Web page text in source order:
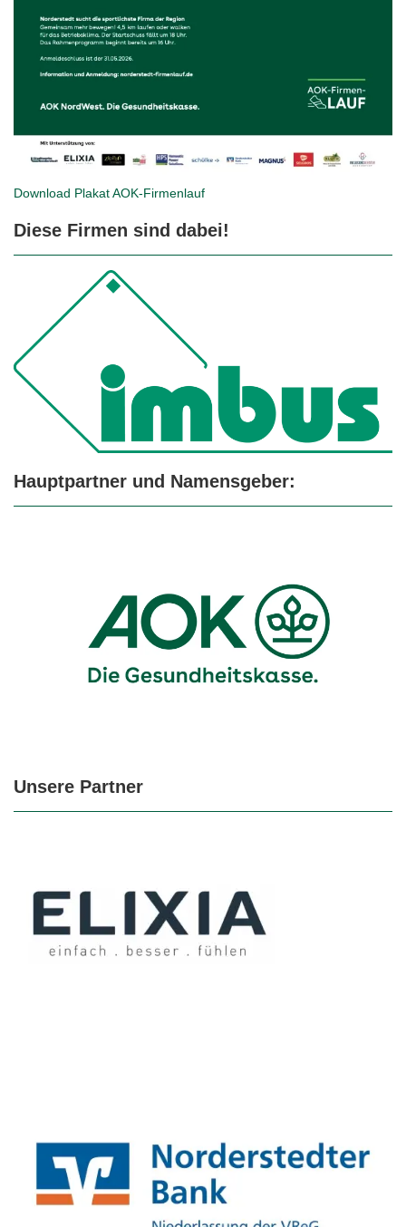
Download PlakatAOK-Firmenlauf
Diese Firmen sind dabei!
Hauptpartner und Namensgeber:
Unsere Partner